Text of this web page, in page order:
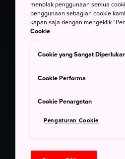
menolak penggunaan semua
penggunaan sebagian cookie
kapan saja dengan mengeklik
Cookie
Cookie yang Sangat
Cookie Performa
Cookie Penargetan
Pengaturan Cookie